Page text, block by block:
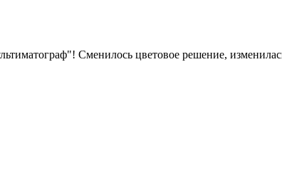
Сменилось цветовое решение,